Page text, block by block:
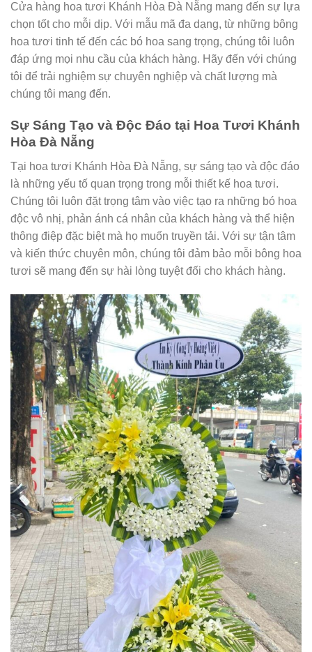
Cửa hàng hoa tươi Khánh Hòa Đà Nẵng mang đến sự lựa
chọn tốt cho mỗi dịp. Với mẫu mã đa dạng, từ những bông
hoa tươi tinh tế đến các bó hoa sang trọng, chúng tôi luôn
đáp ứng mọi nhu cầu của khách hàng. Hãy đến với chúng
tôi để trải nghiệm sự chuyên nghiệp và chất lượng mà
chúng tôi mang đến.
Sự Sáng Tạo và Độc Đáo tại Hoa Tươi Khánh
Hòa Đà Nẵng
Tại hoa tươi Khánh Hòa Đà Nẵng, sự sáng tạo và độc đáo
là những yếu tố quan trọng trong mỗi thiết kế hoa tươi.
Chúng tôi luôn đặt trọng tâm vào việc tạo ra những bó hoa
độc vô nhị, phản ánh cá nhân của khách hàng và thể hiện
thông điệp đặc biệt mà họ muốn truyền tải. Với sự tận tâm
và kiến thức chuyên môn, chúng tôi đảm bảo mỗi bông hoa
tươi sẽ mang đến sự hài lòng tuyệt đối cho khách hàng.